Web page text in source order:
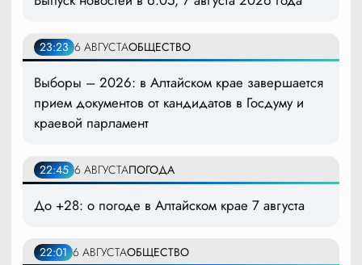
23:23 6 АВГУСТАОБЩЕСТВО
Выборы – 2026: в Алтайском крае завершается
прием документов от кандидатов в Госдуму и
краевой парламент
22:45 6 АВГУСТАПОГОДА
До +28: о погоде в Алтайском крае 7 августа
22:01 6 АВГУСТАОБЩЕСТВО